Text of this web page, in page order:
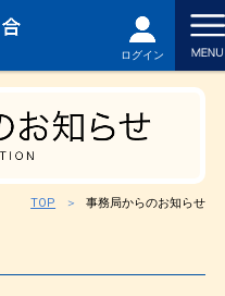
ログイン
TOP 事務局からのお知らせ